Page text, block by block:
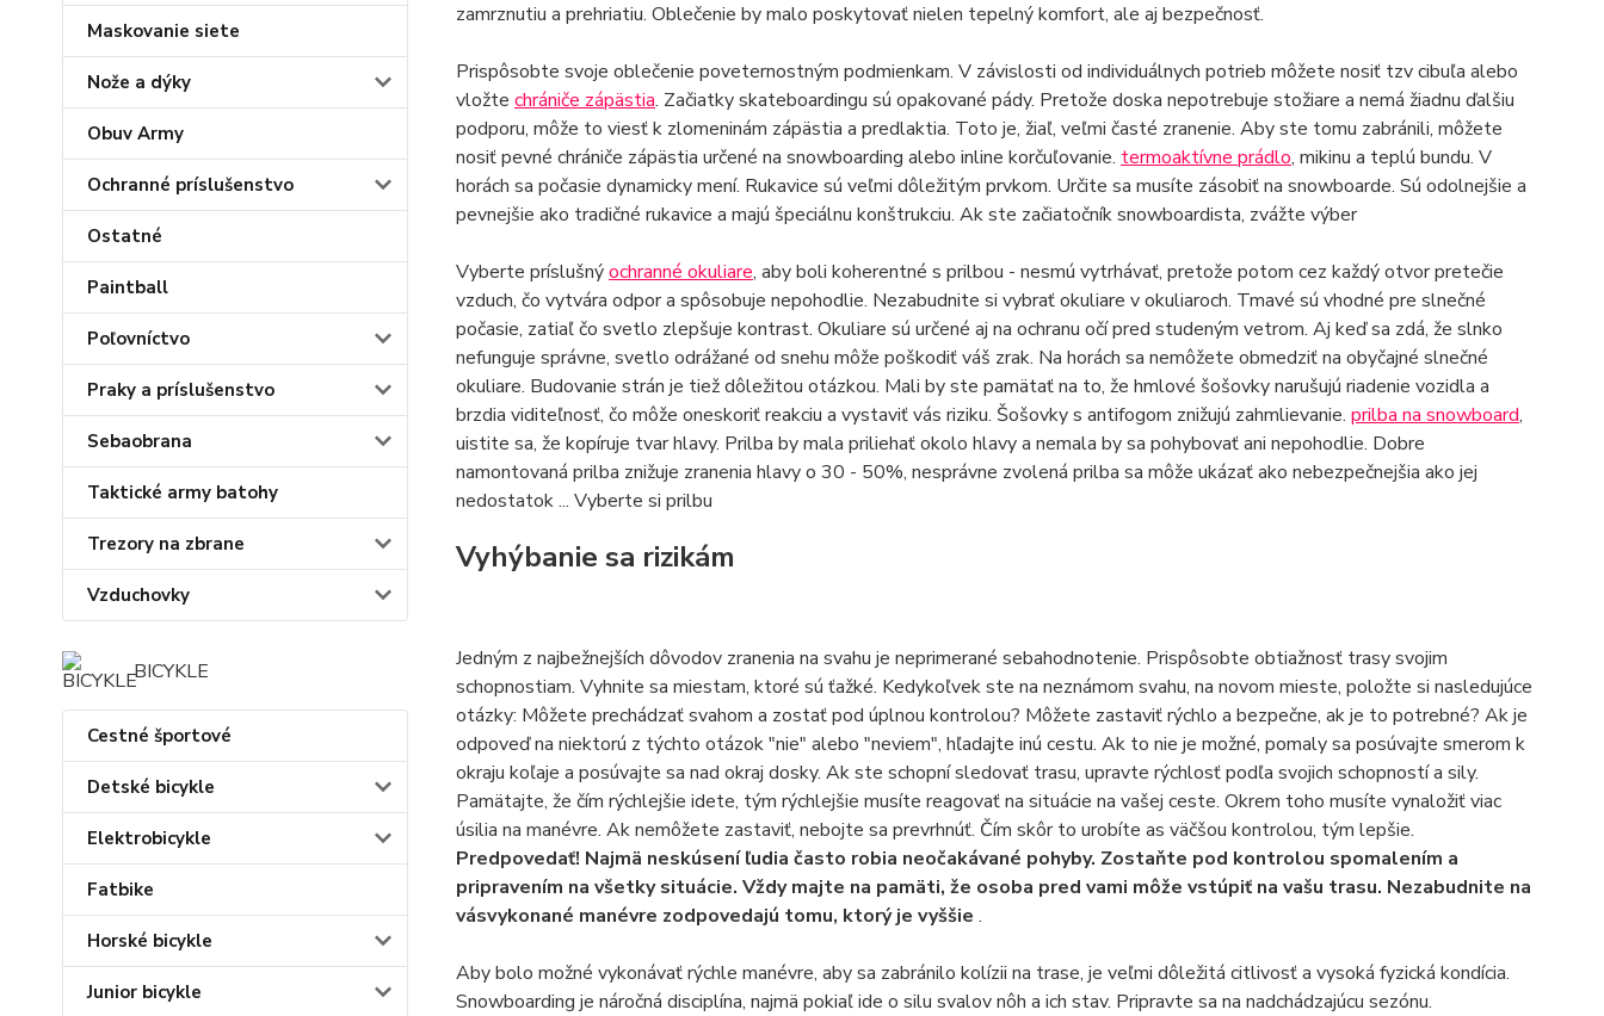
Maskovanie siete
Nože a dýky
Obuv Army
Ochranné príslušenstvo
Ostatné
Paintball
Poľovníctvo
Praky a príslušenstvo
Sebaobrana
Taktické army batohy
Trezory na zbrane
Vzduchovky
BICYKLE
Cestné športové
Detské bicykle
Elektrobicykle
Fatbike
Horské bicykle
Junior bicykle
zamrznutiu a prehriatiu. Oblečenie by malo poskytovať nielen tepelný komfort, ale aj bezpečnosť.
Prispôsobte svoje oblečenie poveternostným podmienkam. V závislosti od individuálnych potrieb môžete nosiť tzv cibuľa alebo
vložte chrániče zápästia. Začiatky skateboardingu sú opakované pády. Pretože doska nepotrebuje stožiare a nemá žiadnu ďalšiu
podporu, môže to viesť k zlomeninám zápästia a predlaktia. Toto je, žiaľ, veľmi časté zranenie. Aby ste tomu zabránili, môžete
nosiť pevné chrániče zápästia určené na snowboarding alebo inline korčuľovanie. termoaktívne prádlo, mikinu a teplú bundu. V
horách sa počasie dynamicky mení. Rukavice sú veľmi dôležitým prvkom. Určite sa musíte zásobiť na snowboarde. Sú odolnejšie a
pevnejšie ako tradičné rukavice a majú špeciálnu konštrukciu. Ak ste začiatočník snowboardista, zvážte výber
Vyberte príslušnýochranné okuliare, aby boli koherentné s prilbou - nesmú vytrhávať, pretože potom cez každý otvor pretečie
vzduch, čo vytvára odpor a spôsobuje nepohodlie. Nezabudnite si vybrať okuliare v okuliaroch. Tmavé sú vhodné pre slnečné
počasie, zatiaľ čo svetlo zlepšuje kontrast. Okuliare sú určené aj na ochranu očí pred studeným vetrom. Aj keď sa zdá, že slnko
nefunguje správne, svetlo odrážané od snehu môže poškodiť váš zrak. Na horách sa nemôžete obmedziť na obyčajné slnečné
okuliare. Budovanie strán je tiež dôležitou otázkou. Mali by ste pamätať na to, že hmlové šošovky narušujú riadenie vozidla a
brzdia viditeľnosť, čo môže oneskoriť reakciu a vystaviť vás riziku. Šošovky s antifogom znižujú zahmlievanie. prilba na snowboard,
uistite sa, že kopíruje tvar hlavy. Prilba by mala priliehať okolo hlavy a nemala by sa pohybovať ani nepohodlie. Dobre
namontovaná prilba znižuje zranenia hlavy o 30 - 50%, nesprávne zvolená prilba sa môže ukázať ako nebezpečnejšia ako jej
nedostatok ... Vyberte si prilbu
Vyhýbanie sa rizikám
Jedným z najbežnejších dôvodov zranenia na svahu je neprimerané sebahodnotenie. Prispôsobte obtiažnosť trasy svojim
schopnostiam. Vyhnite sa miestam, ktoré sú ťažké. Kedykoľvek ste na neznámom svahu, na novom mieste, položte si nasledujúce
otázky: Môžete prechádzať svahom a zostať pod úplnou kontrolou? Môžete zastaviť rýchlo a bezpečne, ak je to potrebné? Ak je
odpoveď na niektorú z týchto otázok "nie" alebo "neviem", hľadajte inú cestu. Ak to nie je možné, pomaly sa posúvajte smerom k
okraju koľaje a posúvajte sa nad okraj dosky. Ak ste schopní sledovať trasu, upravte rýchlosť podľa svojich schopností a sily.
Pamätajte, že čím rýchlejšie idete, tým rýchlejšie musíte reagovať na situácie na vašej ceste. Okrem toho musíte vynaložiť viac
úsilia na manévre. Ak nemôžete zastaviť, nebojte sa prevrhnúť. Čím skôr to urobíte as väčšou kontrolou, tým lepšie.
Predpovedať! Najmä neskúsení ľudia často robia neočakávané pohyby. Zostaňte pod kontrolou spomalením a
pripravením na všetky situácie. Vždy majte na pamäti, že osoba pred vami môže vstúpiť na vašu trasu. Nezabudnite na
vásvykonané manévre zodpovedajú tomu, ktorý je vyššie .
Aby bolo možné vykonávať rýchle manévre, aby sa zabránilo kolízii na trase, je veľmi dôležitá citlivosť a vysoká fyzická kondícia.
Snowboarding je náročná disciplína, najmä pokiaľ ide o silu svalov nôh a ich stav. Pripravte sa na nadchádzajúcu sezónu.